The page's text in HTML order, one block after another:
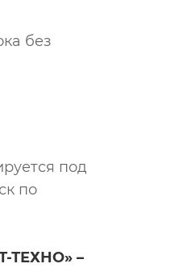
без
под
по
ТЕХНО» –